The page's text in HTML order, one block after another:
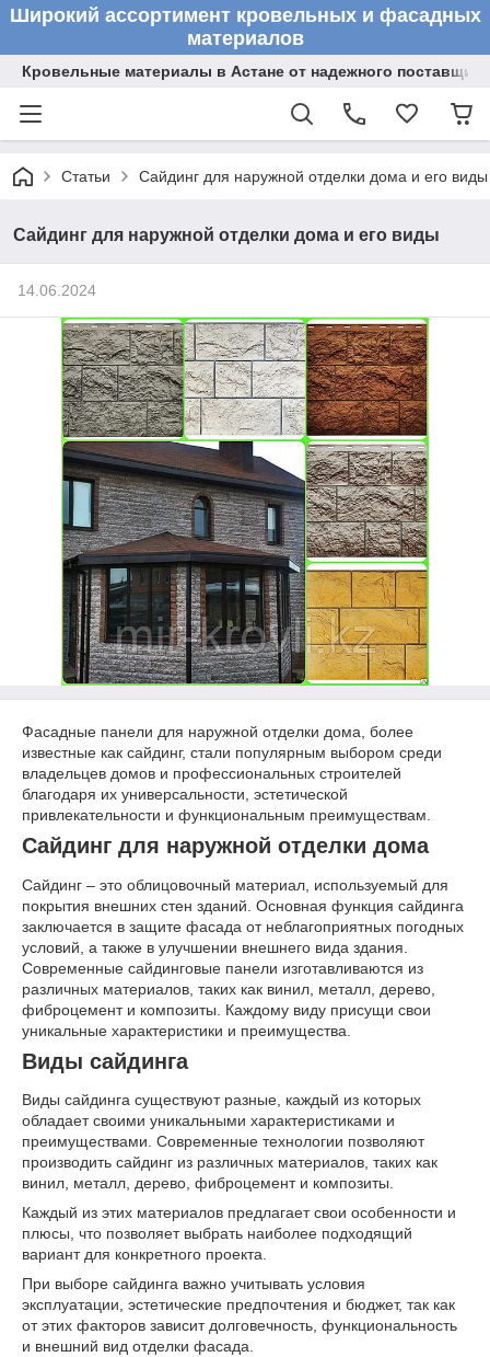
Широкий ассортимент кровельных и фасадных
материалов
Кровельные материалы в Астане от надежного
Статьи Сайдинг для наружной отделки дома и его виды
Сайдинг для наружной отделки дома и его виды
14.06.2024
Фасадные панели для наружной отделки дома, более
известные как сайдинг, стали популярным выбором среди
владельцев домов и профессиональных строителей
благодаря их универсальности, эстетической
привлекательности и функциональным преимуществам.
Сайдинг для наружной отделки дома
Сайдинг – это облицовочный материал, используемый для
покрытия внешних стен зданий. Основная функция сайдинга
заключается в защите фасада от неблагоприятных погодных
условий, а также в улучшении внешнего вида здания.
Современные сайдинговые панели изготавливаются из
различных материалов, таких как винил, металл, дерево,
фиброцемент и композиты. Каждому виду присущи свои
уникальные характеристики и преимущества.
Виды сайдинга
Виды сайдинга существуют разные, каждый из которых
обладает своими уникальными характеристиками и
преимуществами. Современные технологии позволяют
производить сайдинг из различных материалов, таких как
винил, металл, дерево, фиброцемент и композиты.
Каждый из этих материалов предлагает свои особенности и
плюсы, что позволяет выбрать наиболее подходящий
вариант для конкретного проекта.
При выборе сайдинга важно учитывать условия
эксплуатации, эстетические предпочтения и бюджет, так как
от этих факторов зависит долговечность, функциональность
и внешний вид отделки фасада.